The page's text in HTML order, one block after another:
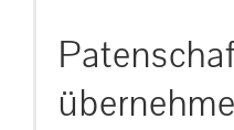
auf: